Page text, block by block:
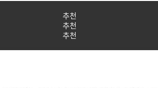
추천
추천
추천